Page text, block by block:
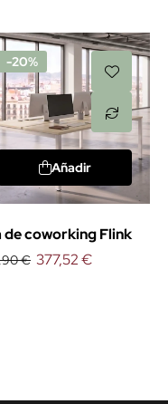
-20%
Añadir
de coworking Flink
€ 377,52 €